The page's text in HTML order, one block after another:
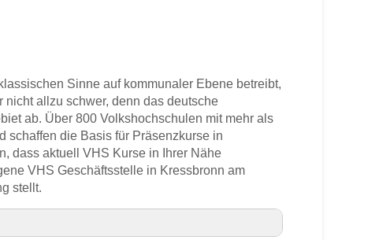
Sinne auf kommunaler Ebene betreibt,
allzu schwer, denn das deutsche
ab. Über 800 Volkshochschulen mit mehr als
schaffen die Basis für Präsenzkurse in
dass aktuell VHS Kurse in Ihrer Nähe
VHS Geschäftsstelle in Kressbronn am
stellt.